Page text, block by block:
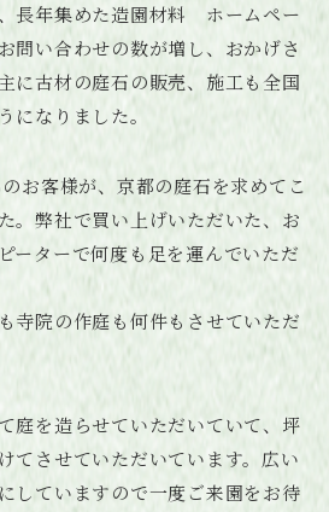
長年集めた造園材料 ホームペー
問い合わせの数が増し、おかげさ
に古材の庭石の販売、施工も全国
になりました。
お客様が、京都の庭石を求めてこ
。弊社で買い上げいただいた、お
ーターで何度も足を運んでいただ
寺院の作庭も何件もさせていただ
庭を造らせていただいていて、坪
てさせていただいています。広い
していますので一度ご来園をお待